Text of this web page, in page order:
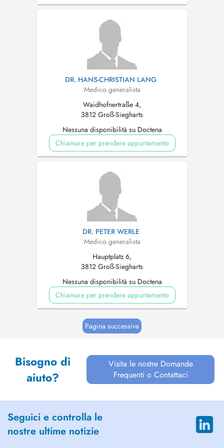
DR. HANS-CHRISTIAN LANG
Medico generalista
Waidhofnertraße 4,
3812 Groß-Siegharts
Nessuna disponibilità su Doctena
Chiamare per prendere appuntamento
DR. PETER WERLE
Medico generalista
Hauptplatz 6,
3812 Groß-Siegharts
Nessuna disponibilità su Doctena
Chiamare per prendere appuntamento
Pagina successiva
Bisogno di
aiuto?
Visita le nostre Domande
Frequenti o Contattaci
Seguici e controlla le
nostre ultime notizie